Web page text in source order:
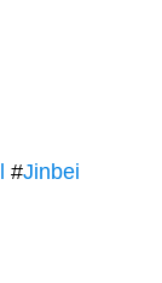
#Jinbei